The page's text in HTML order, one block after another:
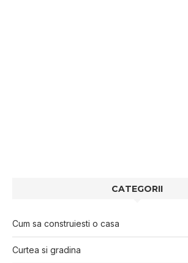
CATEGORII
Cum sa construiesti o casa
Curtea si gradina